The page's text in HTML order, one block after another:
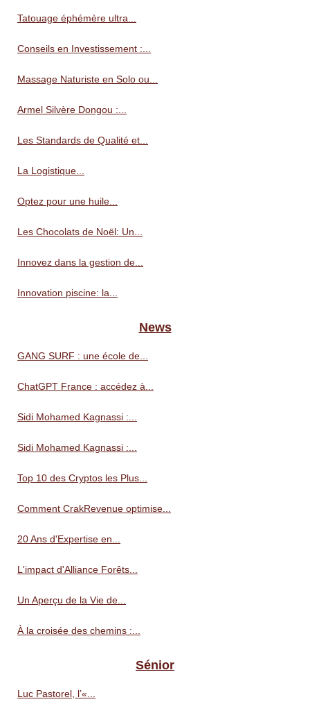
Tatouage éphémère ultra...
Conseils en Investissement :...
Massage Naturiste en Solo ou...
Armel Silvère Dongou :...
Les Standards de Qualité et...
La Logistique...
Optez pour une huile...
Les Chocolats de Noël: Un...
Innovez dans la gestion de...
Innovation piscine: la...
News
GANG SURF : une école de...
ChatGPT France : accédez à...
Sidi Mohamed Kagnassi :...
Sidi Mohamed Kagnassi :...
Top 10 des Cryptos les Plus...
Comment CrakRevenue optimise...
20 Ans d'Expertise en...
L'impact d'Alliance Forêts...
Un Aperçu de la Vie de...
À la croisée des chemins :...
Sénior
Luc Pastorel, l’«...